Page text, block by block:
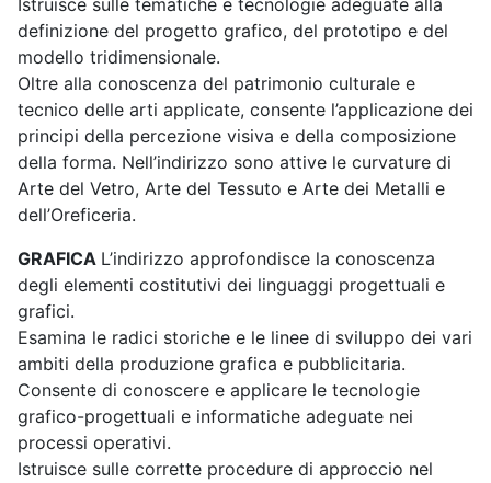
Istruisce sulle tematiche e tecnologie adeguate alla
definizione del progetto grafico, del prototipo e del
modello tridimensionale.
Oltre alla conoscenza del patrimonio culturale e
tecnico delle arti applicate, consente l’applicazione dei
principi della percezione visiva e della composizione
della forma. Nell’indirizzo sono attive le curvature di
Arte del Vetro, Arte del Tessuto e Arte dei Metalli e
dell’Oreficeria.
GRAFICA L’indirizzo approfondisce la conoscenza
degli elementi costitutivi dei linguaggi progettuali e
grafici.
Esamina le radici storiche e le linee di sviluppo dei vari
ambiti della produzione grafica e pubblicitaria.
Consente di conoscere e applicare le tecnologie
grafico-progettuali e informatiche adeguate nei
processi operativi.
Istruisce sulle corrette procedure di approccio nel